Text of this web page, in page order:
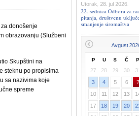
donošenje
obrazovanju (Službeni
Skupštini na
steknu po propisima
sa nazivima koje
spreme
Utorak, 28. jul 2026.
22. sednica Odbora za
pitanja, društvenu
smanjenje siromaštva
P U S Č P
27 28 29 30
3
4 5 6 7
10
11 12 13
17
18 19 20